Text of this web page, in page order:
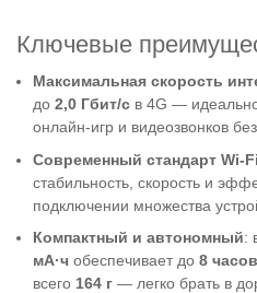
Ключевые
Максимальная скорость
до2,0 Гбит/с в 4G —
онлайн-игр и видеозвонков
Современный стандарт Wi-
стабильность, скорость и
подключении множества
Компактный и автономный:
мА·ч обеспечивает до8
всего 164 г — легко брать в